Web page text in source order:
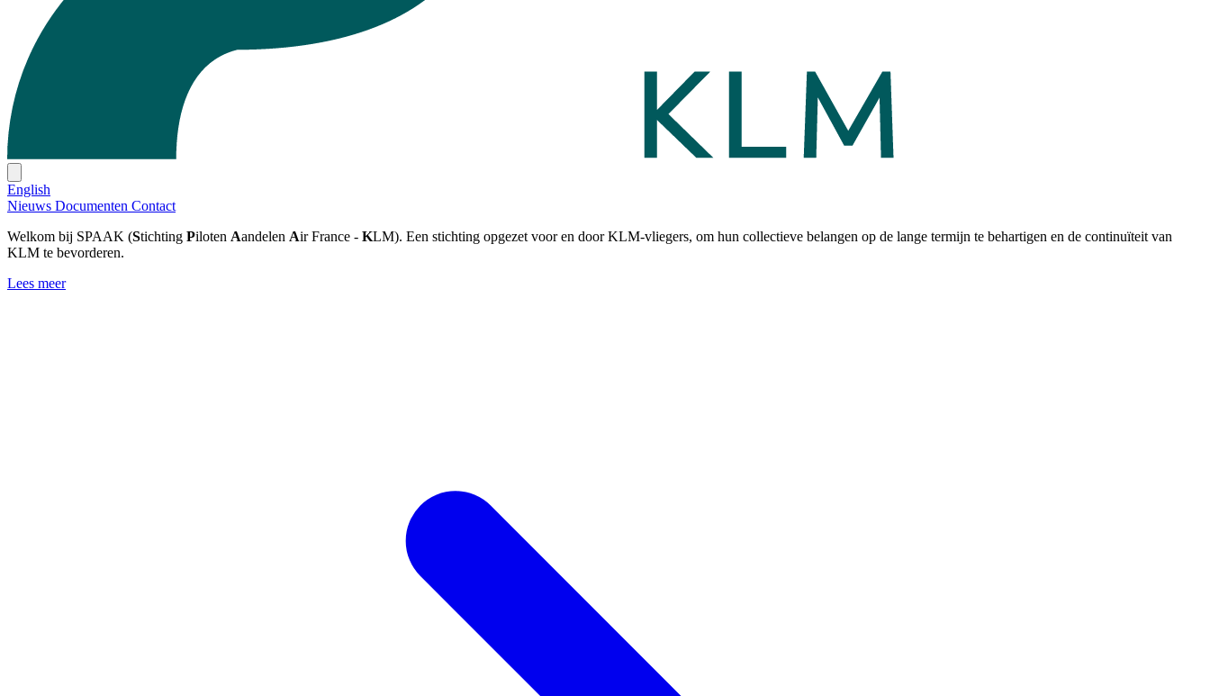
English
Nieuws Documenten Contact
Welkom bij SPAAK (Stichting Piloten Aandelen Air France - KLM). Een stichting opgezet voor en door KLM-vliegers, om hun collectieve belangen op de lange termijn te behartigen en de continuïteit van
KLM te bevorderen.
Lees meer